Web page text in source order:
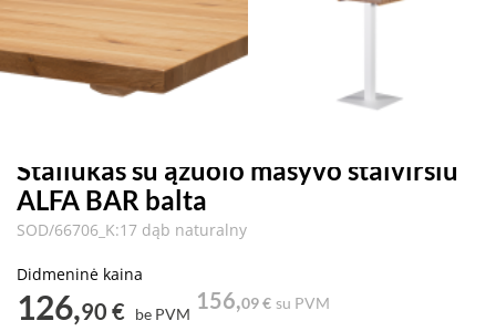
Staliukas su ąžuolo masyvo stalviršiu
ALFA BAR balta
SOD/66706_K:17 dąb naturalny
Didmeninė kaina
126,90 € be PVM
156,09 € su PVM